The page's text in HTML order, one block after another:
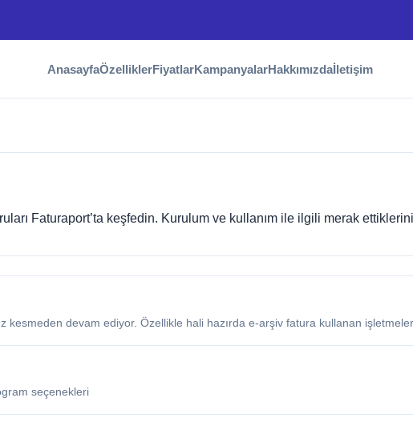
AnasayfaÖzelliklerFiyatlarKampanyalarHakkımızdaİletişim
Faturaport’ta keşfedin. Kurulum ve kullanım ile ilgili merak
kesmeden devam ediyor. Özellikle hali hazırda e-arşiv fatura kullanan
seçenekleri